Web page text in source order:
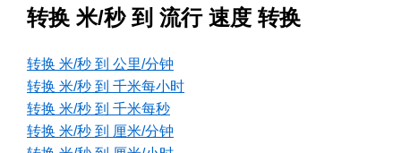
转换 米/秒 到 流行 速度 转换
转换 米/秒 到 公里/分钟
转换 米/秒 到 千米每小时
转换 米/秒 到 千米每秒
转换 米/秒 到 厘米/分钟